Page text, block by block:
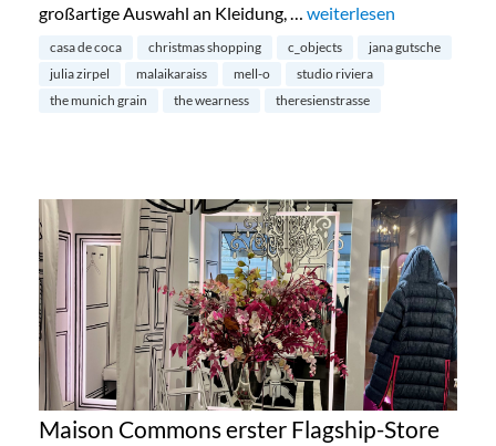
großartige Auswahl an Kleidung, … „Nachhaltig Shoppen zu
weiterlesen
casa de coca christmas shopping c_objects
jana gutsche
julia zirpel
malaikaraiss mell-o
studio riviera
the munich grain
the wearness theresienstrasse
Maison Commons erster Flagship-Store